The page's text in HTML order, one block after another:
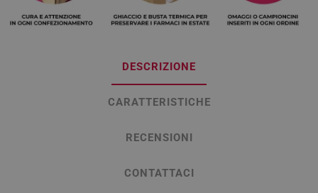
DESCRIZIONE
CARATTERISTICHE
RECENSIONI
CONTATTACI